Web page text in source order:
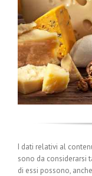
I dati relativi al
sono da considerarsi
di essi possono,